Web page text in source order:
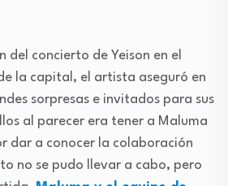
del concierto de Yeison en el
la capital, el artista aseguró en
sorpresas e invitados para sus
al parecer era tener a Maluma
dar a conocer la colaboración
no se pudo llevar a cabo, pero